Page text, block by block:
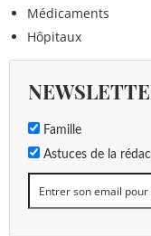
Médicaments
Hôpitaux
Famille
Astuces de la rédac